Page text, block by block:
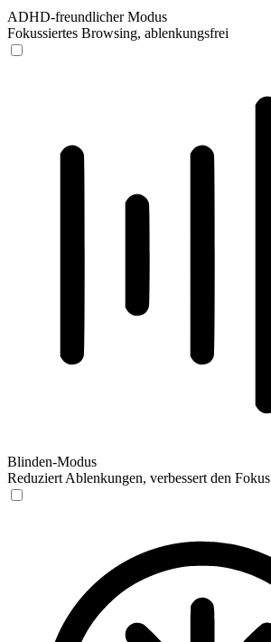
ADHD-freundlicher Modus
Fokussiertes Browsing, ablenkungsfrei
Blinden-Modus
Reduziert Ablenkungen, verbessert den Fokus